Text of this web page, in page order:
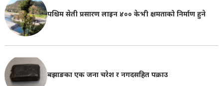
पश्चिम सेती प्रसारण लाइन ४०० केभी क्षमताको निर्माण हुने
बझाङका एक जना चरेश र नगदसहित पक्राउ